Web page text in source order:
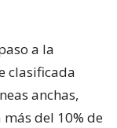
a la
clasificada
anchas,
del 10% de